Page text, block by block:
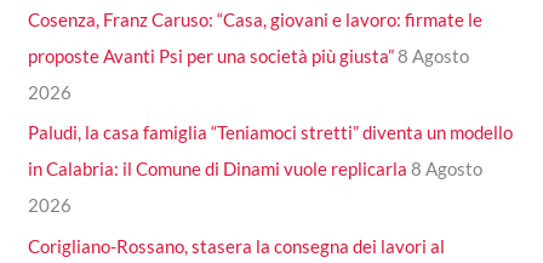
Cosenza, Franz Caruso: “Casa, giovani e lavoro: firmate le
proposte Avanti Psi per una società più giusta”8 Agosto
2026
Paludi, la casa famiglia “Teniamoci stretti” diventa un modello
in Calabria: il Comune di Dinami vuole replicarla 8 Agosto
2026
Corigliano-Rossano, stasera la consegna dei lavori al